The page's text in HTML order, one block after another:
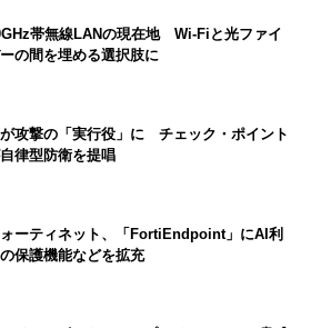
帯無線LANの現在地 Wi-Fiと光ファイ
の間を埋める選択肢に
攻撃の「実行役」に チェック・ポイント
律型防衛を提唱
ーティネット、「FortiEndpoint」にAI利
保護機能などを拡充